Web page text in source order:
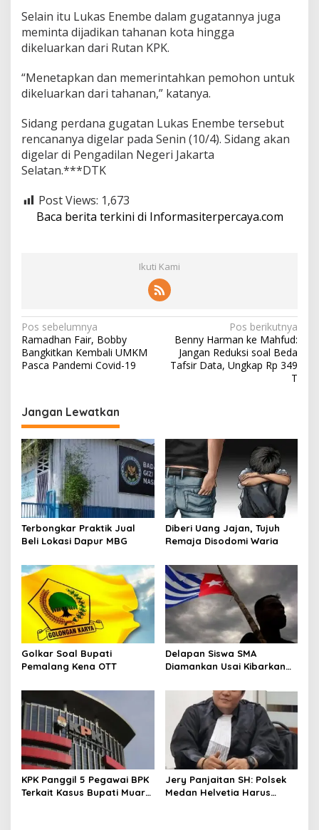
Selain itu Lukas Enembe dalam gugatannya juga
meminta dijadikan tahanan kota hingga
dikeluarkan dari Rutan KPK.
“Menetapkan dan memerintahkan pemohon untuk
dikeluarkan dari tahanan,” katanya.
Sidang perdana gugatan Lukas Enembe tersebut
rencananya digelar pada Senin (10/4). Sidang akan
digelar di Pengadilan Negeri Jakarta
Selatan.***DTK
Post Views: 1,673
Baca berita terkini di Informasiterpercaya.com
Ikuti Kami
N
a
v
g
a
s
i
p
o
s
Pos sebelumnya
Ramadhan Fair, Bobby
Bangkitkan Kembali UMKM
Pasca Pandemi Covid-19
Pos berikutnya
Benny Harman ke Mahfud:
Jangan Reduksi soal Beda
Tafsir Data, Ungkap Rp 349
T
Jangan Lewatkan
Terbongkar Praktik Jual
Beli Lokasi Dapur MBG
Diberi Uang Jajan, Tujuh
Remaja Disodomi Waria
Golkar Soal Bupati
Pemalang Kena OTT
Delapan Siswa SMA
Diamankan Usai Kibarkan
Nabire
KPK Panggil 5 Pegawai BPK
Terkait Kasus Bupati Muara
Jery Panjaitan SH: Polsek
Medan Helvetia Harus